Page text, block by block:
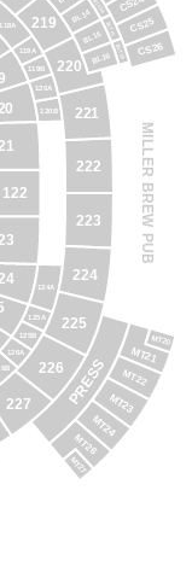
122
118A
119A
119B
120A
120B
124A
125A
125B
126A
219
220
221
222
223
224
225
226
227
BL14
BL15
BL16
BLT14
BLT15
BLT16
CS25
CS26
MT20
MT21
MT22
MT23
MT24
MT26
MT27
MILLER BREW PUB
PRESS